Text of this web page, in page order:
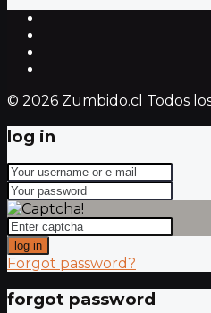
© 2026 Zumbido.cl Todos
log in
log in
Forgot password?
forgot password